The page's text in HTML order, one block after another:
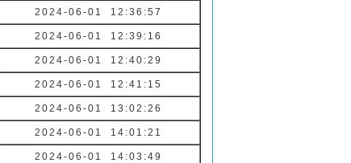
2024-06-01 12:36:57
2024-06-01 12:39:16
2024-06-01 12:40:29
2024-06-01 12:41:15
2024-06-01 13:02:26
2024-06-01 14:01:21
2024-06-01 14:03:49